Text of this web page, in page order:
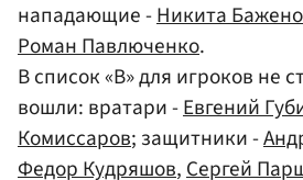
нападающие -Никита
Роман Павлюченко.
В список «В» для игроков не
вошли: вратари -Евгений
Комиссаров; защитники -
Федор Кудряшов,Сергей